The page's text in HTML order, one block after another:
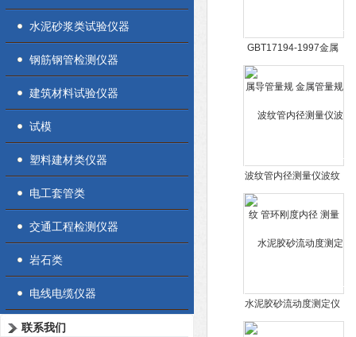
水泥砂浆类试验仪器
钢筋钢管检测仪器
建筑材料试验仪器
试模
塑料建材类仪器
电工套管类
交通工程检测仪器
岩石类
电线电缆仪器
联系我们
GBT17194-1997金属
导管量规 金属管量规
波纹管内径测量仪波纹
管环刚度内径 测量
水泥胶砂流动度测定仪
试模